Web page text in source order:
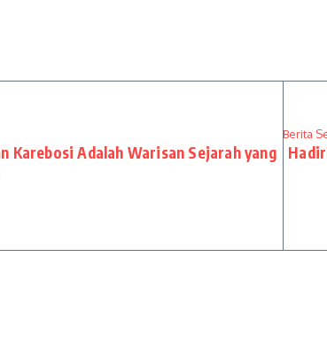
Karebosi Adalah Warisan Sejarah yang
Berita